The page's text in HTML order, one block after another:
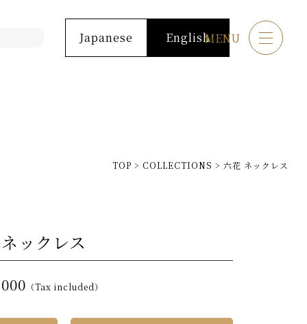
Japanese EnglishMENU
TOP > COLLECTIONS >六花 ネックレス
ックレス
（Tax included）